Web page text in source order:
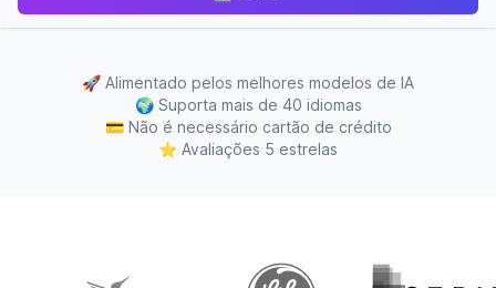
🚀 Alimentado pelos melhores modelos de IA
🌍 Suporta mais de 40 idiomas
💳 Não é necessário cartão de crédito
⭐ Avaliações 5 estrelas